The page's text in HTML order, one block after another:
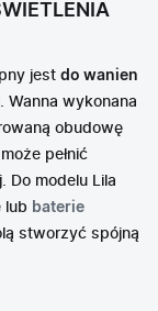
jest do wanien
Wanna wykonana
obudowę
pełnić
Do modelu Lila
lub baterie
stworzyć spójną